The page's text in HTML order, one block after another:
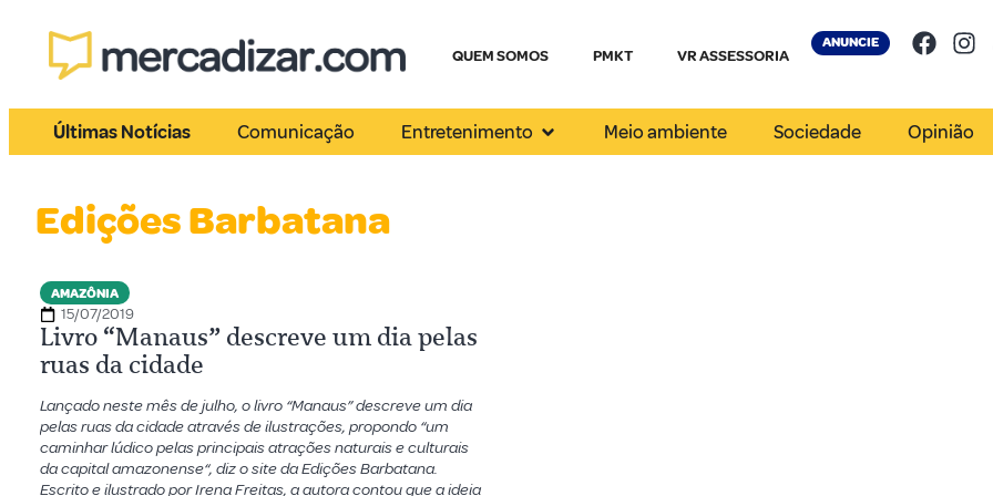
QUEM SOMOS PMKT VR ASSESSORIA
ANUNCIE
Últimas Notícias Comunicação Entretenimento Meio ambiente Sociedade Opinião
Edições Barbatana
AMAZÔNIA
15/07/2019
Livro “Manaus” descreve um dia pelas
ruas da cidade
Lançado neste mês de julho, o livro “Manaus” descreve um dia
pelas ruas da cidade através de ilustrações, propondo “um
caminhar lúdico pelas principais atrações naturais e culturais
da capital amazonense“, diz o site da Edições Barbatana.
Escrito e ilustrado por Irena Freitas, a autora contou que a ideia